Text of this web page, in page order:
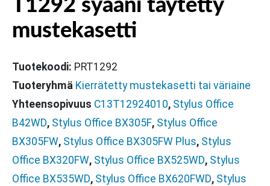
T1292 syaani täytetty
mustekasetti
Tuotekoodi: PRT1292
Tuoteryhmä Kierrätetty mustekasetti tai väriaine
Yhteensopivuus C13T12924010, Stylus Office
B42WD, Stylus Office BX305F, Stylus Office
BX305FW, Stylus Office BX305FW Plus, Stylus
Office BX320FW, Stylus Office BX525WD, Stylus
Office BX535WD, Stylus Office BX620FWD, Stylus